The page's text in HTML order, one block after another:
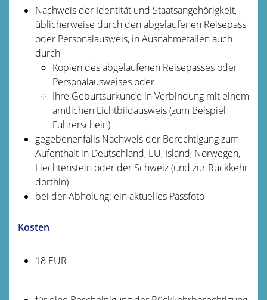
Nachweis der Identität und Staatsangehörigkeit,
üblicherweise durch den abgelaufenen Reisepass
oder Personalausweis, in Ausnahmefällen auch
durch
Kopien des abgelaufenen Reisepasses oder
Personalausweises oder
Ihre Geburtsurkunde in Verbindung mit einem
amtlichen Lichtbildausweis (zum Beispiel
Führerschein)
gegebenenfalls Nachweis der Berechtigung zum
Aufenthalt in Deutschland, EU, Island, Norwegen,
Liechtenstein oder der Schweiz (und zur Rückkehr
dorthin)
bei der Abholung: ein aktuelles Passfoto
Kosten
18 EUR